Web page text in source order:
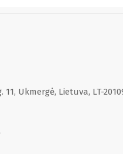
11, Ukmergė, Lietuva, LT-